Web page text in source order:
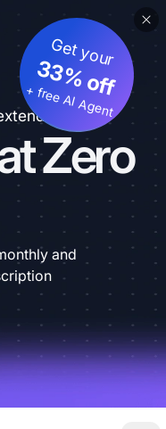
Zero
Get your
33% off
+ free AI Agent
and